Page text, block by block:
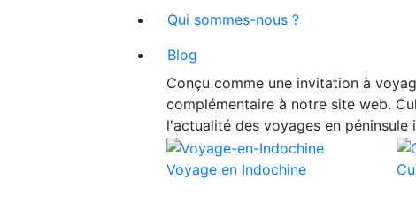
Qui sommes-nous ?
Blog
Conçu comme une invitation à
complémentaire à notre site web.
l'actualité des voyages en péninsule
Voyage en Indochine